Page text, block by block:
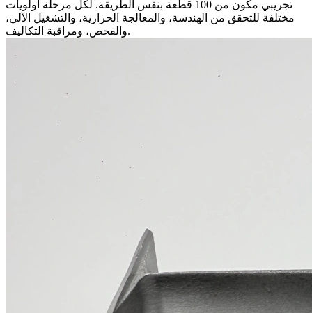
تجريبي مكون من 100 قطعة بنفس الطريقة. لكل مرحلة أولويات
مختلفة للتحقق من الهندسة، والمعالجة الحرارية، والتشغيل الآلي،
والفحص، ومراقبة التكاليف.